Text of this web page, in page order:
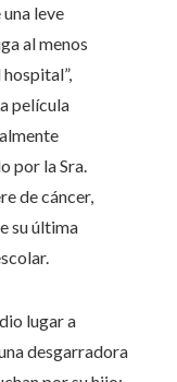
leve
al menos
película
por la Sra.
de cáncer,
su última
lugar a
desgarradora